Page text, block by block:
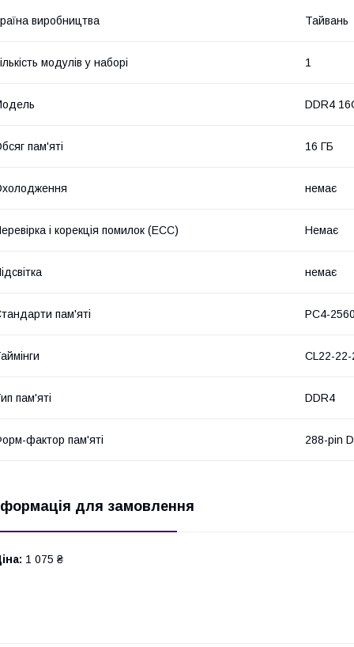
виробництва Тайвань
модулів у наборі 1
DDR4
пам'яті 16 ГБ
немає
і корекція помилок (ECC) Немає
немає
пам'яті PC4-
CL22-22-
пам'яті DDR4
фактор пам'яті 288-pin
для замовлення
1 075 ₴